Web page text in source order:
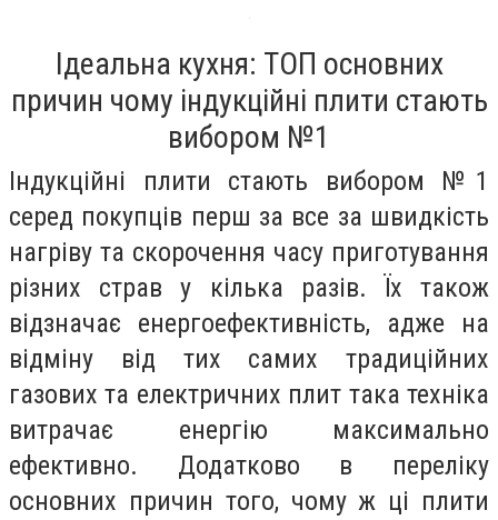
Ідеальна кухня: ТОП основних
причин чому індукційні плити стають
вибором №1
Індукційні плити стають вибором №1
серед покупців перш за все за швидкість
нагріву та скорочення часу приготування
різних страв у кілька разів. Їх також
відзначає енергоефективність, адже на
відміну від тих самих традиційних
газових та електричних плит така техніка
витрачає енергію максимально
ефективно. Додатково в переліку
основних причин того, чому ж ці плити